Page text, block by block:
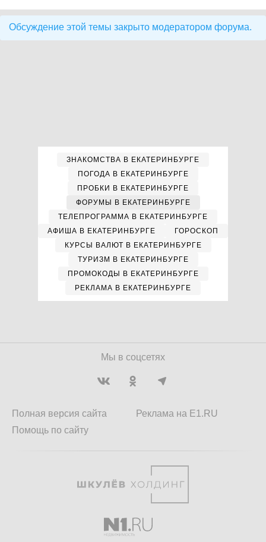
Обсуждение этой темы закрыто модератором форума.
ЗНАКОМСТВА В ЕКАТЕРИНБУРГЕ
ПОГОДА В ЕКАТЕРИНБУРГЕ
ПРОБКИ В ЕКАТЕРИНБУРГЕ
ФОРУМЫ В ЕКАТЕРИНБУРГЕ
ТЕЛЕПРОГРАММА В ЕКАТЕРИНБУРГЕ
АФИША В ЕКАТЕРИНБУРГЕ
ГОРОСКОП
КУРСЫ ВАЛЮТ В ЕКАТЕРИНБУРГЕ
ТУРИЗМ В ЕКАТЕРИНБУРГЕ
ПРОМОКОДЫ В ЕКАТЕРИНБУРГЕ
РЕКЛАМА В ЕКАТЕРИНБУРГЕ
Мы в соцсетях
Полная версия сайта
Помощь по сайту
Реклама на E1.RU